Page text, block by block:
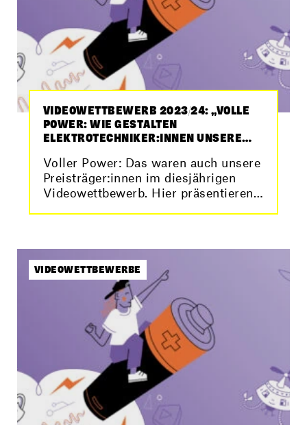
VIDEOWETTBEWERB 2023/24: „VOLLE
POWER: WIE GESTALTEN
ELEKTROTECHNIKER:INNEN UNSERE
SIEGERVIDEOS
Voller Power: Das waren auch unsere
Preisträger:innen im diesjährigen
Videowettbewerb. Hier präsentieren
VIDEOWETTBEWERBE